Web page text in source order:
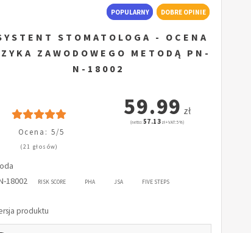
POPULARNY DOBRE OPINIE
STOMATOLOGA - OCENA
ZAWODOWEGO METODĄ PN-
N-18002
Ocena: 5/5
(21 głosów)
59.99 zł
(netto:57.13 zł + VAT: 5%)
18002
RISK SCORE PHA JSA FIVE STEPS
produktu